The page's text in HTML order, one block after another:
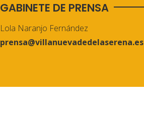
GABINETE DE PRENSA
Lola Naranjo Fernández
prensa@villanuevadedelaserena.es